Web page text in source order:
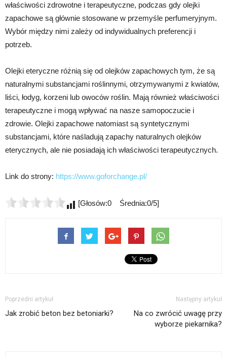
właściwości zdrowotne i terapeutyczne, podczas gdy olejki
zapachowe są głównie stosowane w przemyśle perfumeryjnym.
Wybór między nimi zależy od indywidualnych preferencji i
potrzeb.
Olejki eteryczne różnią się od olejków zapachowych tym, że są
naturalnymi substancjami roślinnymi, otrzymywanymi z kwiatów,
liści, łodyg, korzeni lub owoców roślin. Mają również właściwości
terapeutyczne i mogą wpływać na nasze samopoczucie i
zdrowie. Olejki zapachowe natomiast są syntetycznymi
substancjami, które naśladują zapachy naturalnych olejków
eterycznych, ale nie posiadają ich właściwości terapeutycznych.
Link do strony: https://www.goforchange.pl/
[Głosów:0 Średnia:0/5]
Poprzedni artykuł
Jak zrobić beton bez betoniarki?
Następny artykuł
Na co zwrócić uwagę przy
wyborze piekarnika?